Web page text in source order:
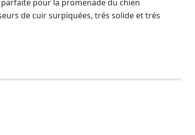
pour la promenade du chien
de cuir surpiquées, trés solide et trés